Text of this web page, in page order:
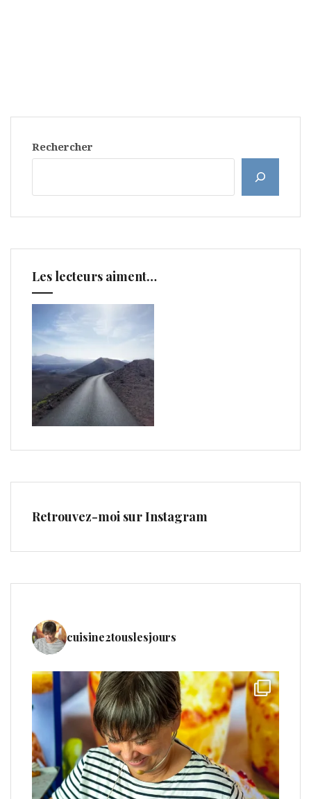
Rechercher
Les lecteurs aiment…
Retrouvez-moi sur Instagram
cuisine2touslesjours